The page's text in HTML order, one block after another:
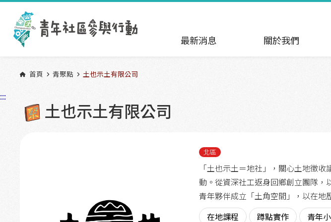
跳到主要內容區塊
最新消息 關於我們
首頁 青聚點 土也示土有限公司
:::
土也示土有限公司
北區
「土也示土＝地社」，關心土地徵
動。從資深社工返身回鄉創立團隊，
青年夥伴成立「土角空間」，以在地
在地課程
蹲點實作 青年